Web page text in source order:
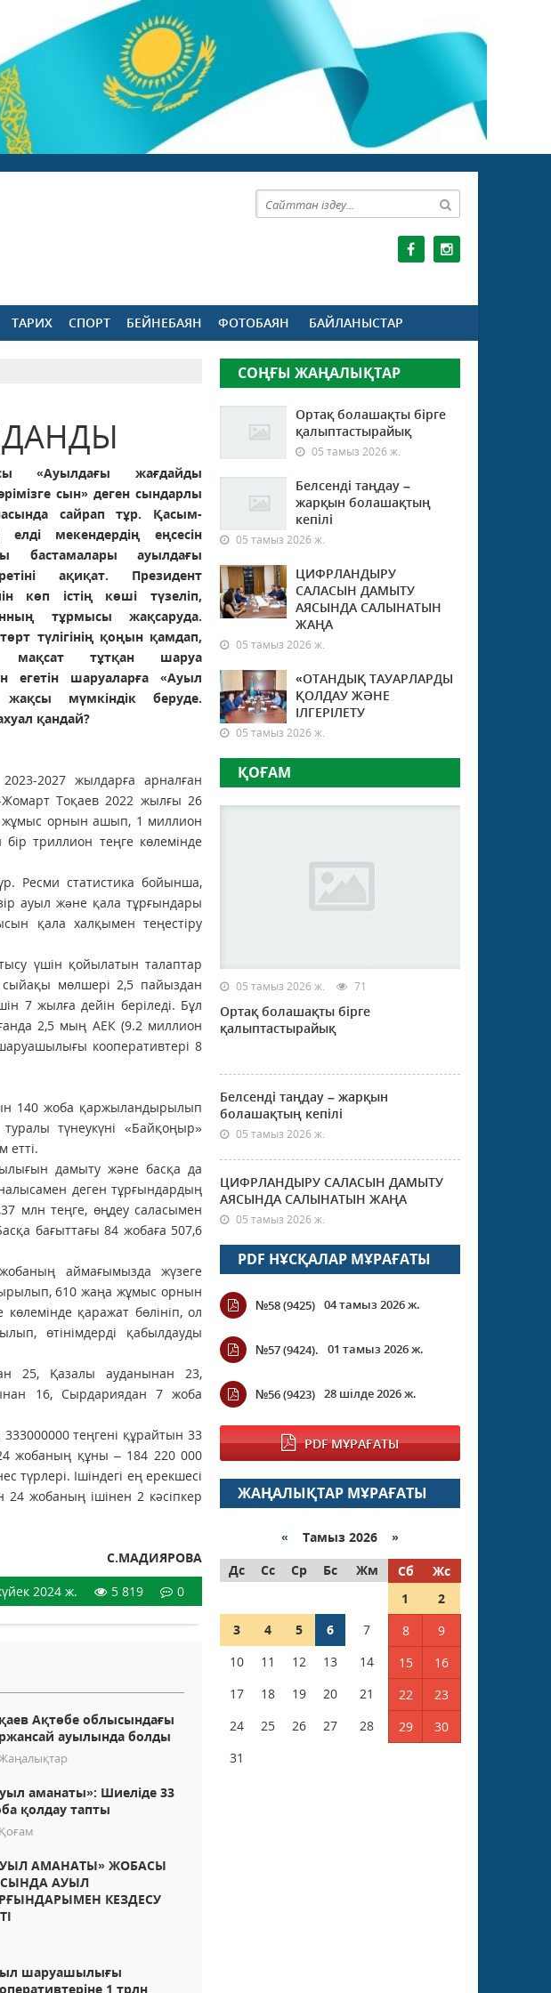
ТАРИХ СПОРТ БЕЙНЕБАЯН ФОТОБАЯН БАЙЛАНЫСТАР
«Ауылдағы жағдайды
сын» деген сындарлы
сайрап тұр. Қасым-
мекендердің еңсесін
бастамалары ауылдағы
ақиқат. Президент
көп істің көші түзеліп,
тұрмысы жақсаруда.
түлігінің қоңын қамдап,
мақсат тұтқан шаруа
егетін шаруаларға «Ауыл
мүмкіндік беруде.
қандай?
2027 жылдарға арналған
Тоқаев 2022 жылғы 26
жұмыс орнын ашып, 1 миллион
триллион теңге көлемінде
Ресми статистика бойынша,
ауыл жəне қала тұрғындары
қала халқымен теңестіру
үшін қойылатын талаптар
сыйақы мөлшері 2,5 пайыздан
7 жылға дейін беріледі. Бұл
2,5 мың АЕК (9.2 миллион
кооперативтері 8
140 жоба қаржыландырылып
түнеукүні «Байқоңыр»
етті.
дамыту және басқа да
деген тұрғындардың
млн теңге, өңдеу саласымен
бағыттағы 84 жобаға 507,6
аймағымызда жүзеге
610 жаңа жұмыс орнын
қаражат бөлініп, ол
өтінімдерді қабылдауды
25, Қазалы ауданынан 23,
16, Сырдариядан 7 жоба
теңгені құрайтын 33
жобаның құны – 184 220 000
Ішіндегі ең ерекшесі
жобаның ішінен 2 кәсіпкер
С.МАДИЯРОВА
2024 ж. 5 819 0
Ақтөбе облысындағы
ауылында болды
аманаты»: Шиеліде 33
қолдау тапты
Қоғам
АМАНАТЫ» ЖОБАСЫ
АУЫЛ
КЕЗДЕСУ
шаруашылығы
1 трлн
СОҢҒЫ ЖАҢАЛЫҚТАР
Ортақ болашақты бірге
қалыптастырайық
05 тамыз 2026 ж.
Белсенді таңдау –
жарқын болашақтың
кепілі
05 тамыз 2026 ж.
ЦИФРЛАНДЫРУ
САЛАСЫН ДАМЫТУ
АЯСЫНДА САЛЫНАТЫН
ЖАҢА
05 тамыз 2026 ж.
«ОТАНДЫҚ ТАУАРЛАРДЫ
ҚОЛДАУ ЖӘНЕ
ІЛГЕРІЛЕТУ
05 тамыз 2026 ж.
ҚОҒАМ
05 тамыз 2026 ж. 71
Ортақ болашақты бірге
қалыптастырайық
Белсенді таңдау – жарқын
болашақтың кепілі
05 тамыз 2026 ж.
ЦИФРЛАНДЫРУ САЛАСЫН ДАМЫТУ
АЯСЫНДА САЛЫНАТЫН ЖАҢА
05 тамыз 2026 ж.
PDF НҰСҚАЛАР МҰРАҒАТЫ
№58 (9425) 04 тамыз 2026 ж.
№57 (9424). 01 тамыз 2026 ж.
№56 (9423) 28 шілде 2026 ж.
PDF МҰРАҒАТЫ
ЖАҢАЛЫҚТАР МҰРАҒАТЫ
« Тамыз 2026 »
Дс
Сс Ср Бс Жм Сб
Жс
1
2
3
4 5 6 7 8
9
10
11 12 13 14 15
16
17
18 19 20 21 22
23
24
25 26 27 28 29
30
31